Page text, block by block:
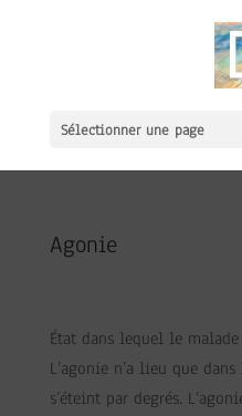
Sélectionner une page
Agonie
État dans lequel le
L’agonie n’a lieu que
s’éteint par degrés.